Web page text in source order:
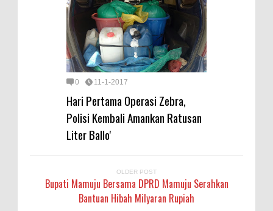
0 11-1-2017
Hari Pertama Operasi Zebra,
Polisi Kembali Amankan Ratusan
Liter Ballo'
OLDER POST
Bupati Mamuju Bersama DPRD Mamuju Serahkan
Bantuan Hibah Milyaran Rupiah